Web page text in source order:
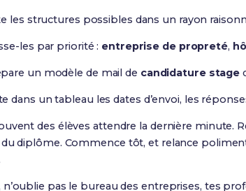
les structures possibles dans un rayon
les par priorité : entreprise de propreté,
un modèle de mail de candidature stage
dans un tableau les dates d’envoi, les
des élèves attendre la dernière minute.
diplôme. Commence tôt, et relance
n’oublie pas le bureau des entreprises, tes